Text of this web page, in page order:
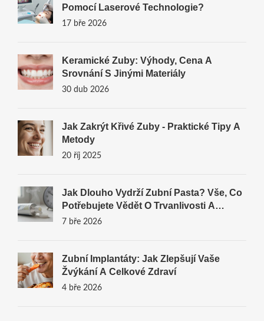
Pomocí Laserové Technologie?
17 bře 2026
Keramické Zuby: Výhody, Cena A
Srovnání S Jinými Materiály
30 dub 2026
Jak Zakrýt Křivé Zuby - Praktické Tipy A
Metody
20 říj 2025
Jak Dlouho Vydrží Zubní Pasta? Vše, Co
Potřebujete Vědět O Trvanlivosti A
Bezpečnosti
7 bře 2026
Zubní Implantáty: Jak Zlepšují Vaše
Žvýkání A Celkové Zdraví
4 bře 2026